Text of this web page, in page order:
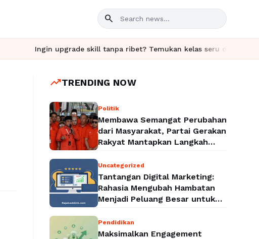
search
Ingin upgrade skill tanpa ribet? Temukan kelas seru dan materi
trending_upTRENDING NOW
Politik
Membawa Semangat Perubahan
dari Masyarakat, Partai Gerakan
Rakyat Mantapkan Langkah
Nasional
Uncategorized
Tantangan Digital Marketing:
Rahasia Mengubah Hambatan
Menjadi Peluang Besar untuk
Pendidikan
Maksimalkan Engagement